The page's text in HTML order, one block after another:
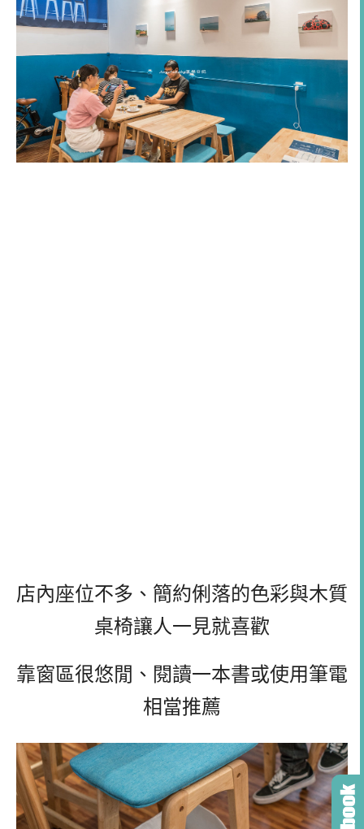
店內座位不多、簡約俐落的色彩與木質
桌椅讓人一見就喜歡
靠窗區很悠閒、閱讀一本書或使用筆電
相當推薦